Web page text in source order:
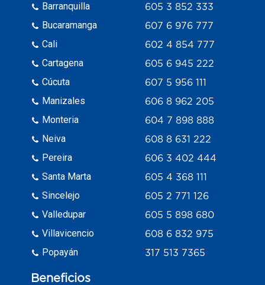
Barranquilla
Bucaramanga
Cali
Cartagena
Cúcuta
Manizales
Monteria
Neiva
Pereira
Santa Marta
Sincelejo
Valledupar
Villavicencio
Popayán
605 3 852 333
607 6 976 777
602 4 854 777
605 6 945 222
607 5 956 111
606 8 962 205
604 7 898 888
608 8 631 222
606 3 402 444
605 4 368 111
605 2 771 126
605 5 898 680
608 6 832 975
317 513 7365
Beneficios